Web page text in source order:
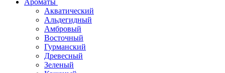
Ароматы
Акватический
Альдегидный
Амбровый
Восточный
Гурманский
Древесный
Зеленый